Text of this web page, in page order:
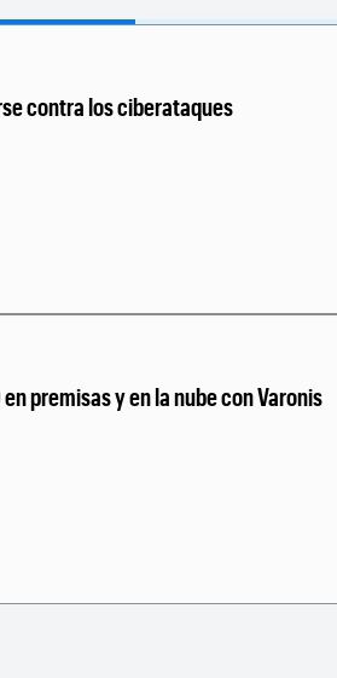
contra los ciberataques
premisas y en la nube con Varonis